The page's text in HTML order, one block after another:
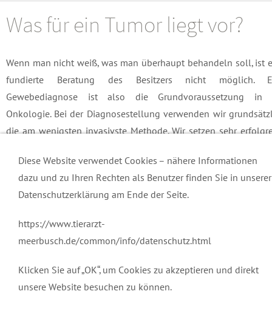
Was für ein Tumor liegt vor?
Wenn man nicht weiß, was man überhaupt behandeln soll, ist
fundierte Beratung des Besitzers nicht möglich.
Gewebediagnose ist also die Grundvoraussetzung in
Onkologie. Bei der Diagnosestellung verwenden wir
die am wenigsten invasivste Methode. Wir setzen sehr
Diagnose stellen, ist eine Hohlnadelbiopsie das Mittel der Wahl.
läßt sich oft unter Lokalanästhesie durchführen.
Tumorexzision ohne vorherige Diagnose erfolgt nur dann,
Operation hat, bzw. die histologische Diagnose des Tumors
Kontakt
Diese Website verwendet Cookies – nähere Informationen
dazu und zu Ihren Rechten als Benutzer finden Sie in unserer
Datenschutzerklärung am Ende der Seite.
https://www.tierarzt-
meerbusch.de/common/info/datenschutz.html
Klicken Sie auf „OK“, um Cookies zu akzeptieren und direkt
unsere Website besuchen zu können.